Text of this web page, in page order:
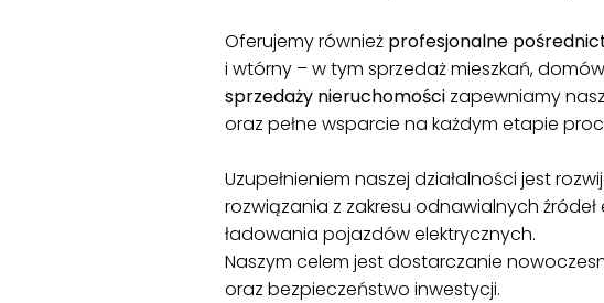
Oferujemy również profesjonalne
i wtórny – w tym sprzedaż mieszkań,
sprzedaży nieruchomości zapewniamy
oraz pełne wsparcie na każdym etapie
Uzupełnieniem naszej działalności jest
rozwiązania z zakresu odnawialnych
ładowania pojazdów elektrycznych.
Naszym celem jest dostarczanie
oraz bezpieczeństwo inwestycji.